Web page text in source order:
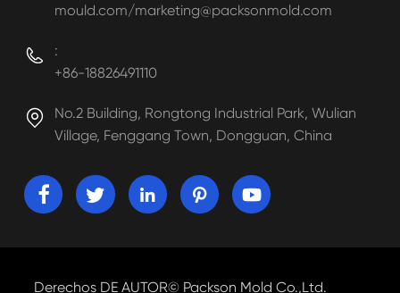
mould.com/marketing@packsonmold.com

:
+86-18826491110

No.2 Building, Rongtong Industrial Park, Wulian
Village, Fenggang Town, Dongguan, China
    
Derechos DE AUTOR© Packson Mold Co.,Ltd.